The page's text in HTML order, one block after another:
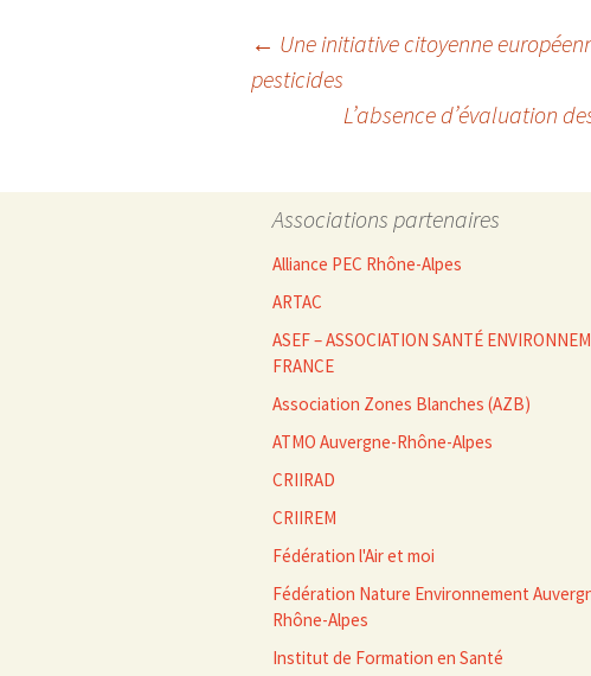
Navigation
articles
← Une initiative citoyenne
pesticides
L’absence d’évaluation
Associations partenaires
Alliance PEC Rhône-Alpes
ARTAC
ASEF – ASSOCIATION SANTÉ
FRANCE
Association Zones Blanches (AZB)
ATMO Auvergne-Rhône-Alpes
CRIIRAD
CRIIREM
Fédération l'Air et moi
Fédération Nature Environnement
Rhône-Alpes
Institut de Formation en Santé